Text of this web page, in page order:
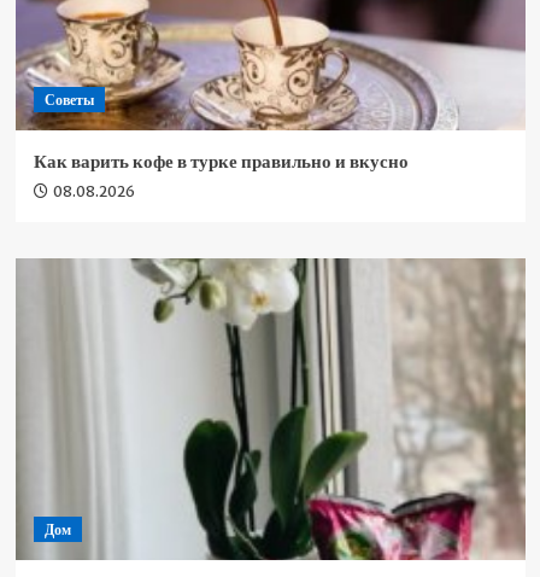
Советы
Как варить кофе в турке правильно и вкусно
08.08.2026
Дом